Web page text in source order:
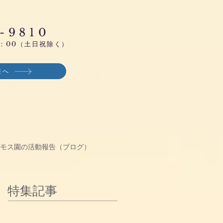
00 （土日祝除く）
へ
ス園の活動報告（ブログ）
特集記事